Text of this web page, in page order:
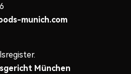
munich.com
München